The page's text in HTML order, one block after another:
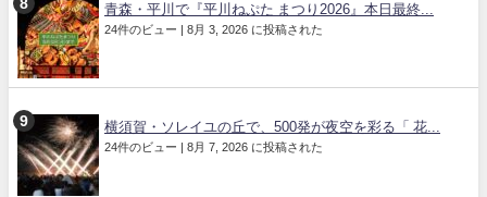
青森・平川で『平川ねぷた まつり2026』本日最終...
24件のビュー | 8月 3, 2026 に投稿された
横須賀・ソレイユの丘で、500発が夜空を彩る「 花...
24件のビュー | 8月 7, 2026 に投稿された